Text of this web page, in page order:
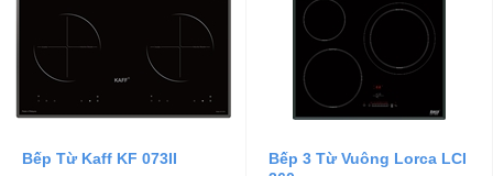
Bếp Từ Kaff KF 073II
Bếp 3 Từ Vuông Lorca LCI